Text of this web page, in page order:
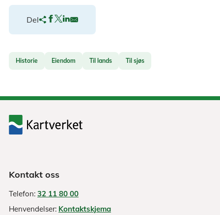
Del
Historie Eiendom Til lands Til sjøs
Kontakt oss
Telefon: 32 11 80 00
Henvendelser: Kontaktskjema